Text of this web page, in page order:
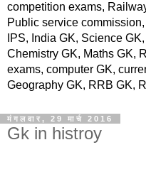
competition exams,
Public service
IPS, India GK, Science
Chemistry GK, Maths GK,
exams, computer GK,
Geography GK, RRB GK,
मंगलवार, 29 मार्च 2016
Gk in histroy